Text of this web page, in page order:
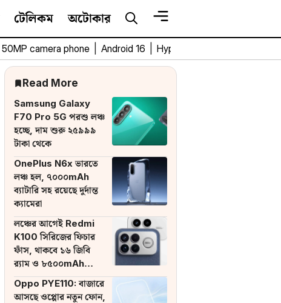
টেলিকম অটোকার
50MP camera phone Android 16 HyperOS 3
Read More
Samsung Galaxy
F70 Pro 5G পরশু লঞ্চ
হচ্ছে, দাম শুরু ২৫৯৯৯
টাকা থেকে
OnePlus N6x ভারতে
লঞ্চ হল, ৭০০০mAh
ব্যাটারি সহ রয়েছে দুর্দান্ত
ক্যামেরা
লঞ্চের আগেই Redmi
K100 সিরিজের ফিচার
ফাঁস, থাকবে ১৬ জিবি
র‌্যাম ও ৮৫০০mAh
ব্যাটারি
Oppo PYE110: বাজারে
আসছে ওপ্পোর নতুন ফোন,